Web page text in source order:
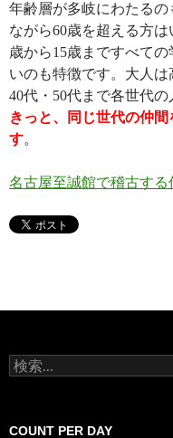
年齢層が多岐にわたる
ながら60歳を超える方
歳から15歳まですべて
いのも特徴です。大人は
40代・50代まで各世代の
きっと、同じ世代の仲
す。
名古屋至誠館で稽古する
検
索:
COUNT PER DAY